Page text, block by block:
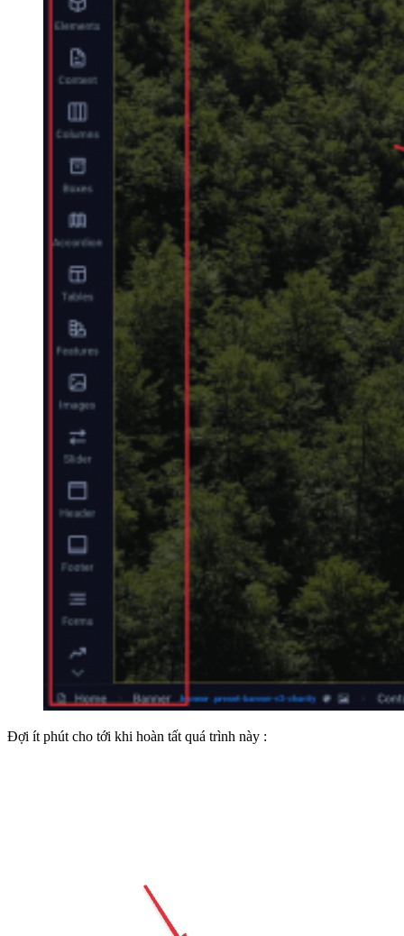
Đợi ít phút cho tới khi hoàn tất quá trình này :